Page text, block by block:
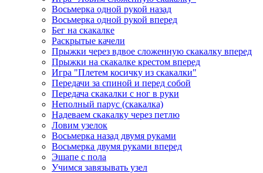
Восьмерка одной рукой назад
Восьмерка одной рукой вперед
Бег на скакалке
Раскрытые качели
Прыжки через вдвое сложенную скакалку вперед
Прыжки на скакалке крестом вперед
Игра "Плетем косичку из скакалки"
Передачи за спиной и перед собой
Передача скакалки с ног в руки
Неполный парус (скакалка)
Надеваем скакалку через петлю
Ловим узелок
Восьмерка назад двумя руками
Восьмерка двумя руками вперед
Эшапе с пола
Учимся завязывать узел